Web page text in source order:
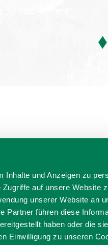
Inhalte und Anzeigen zu
auf unsere Website
unserer Website an
Partner führen diese
haben oder die
Einwilligung zu unseren
reisen Filmregion
anders